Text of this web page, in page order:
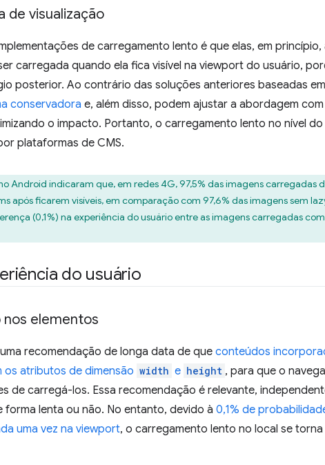
de visualização
de carregamento lento é que elas, em princípio,
carregada quando ela fica visível na viewport do usuário,
posterior. Ao contrário das soluções anteriores baseadas
conservadora e, além disso, podem ajustar a abordagem
o impacto. Portanto, o carregamento lento no nível
plataformas de CMS.
Android indicaram que, em redes 4G, 97,5% das imagens carregadas
após ficarem visíveis, em comparação com 97,6% das imagens sem
(0,1%) na experiência do usuário entre as imagens carregadas
do usuário
nos elementos
recomendação de longa data de que conteúdos
os atributos de dimensão width e height , para que o
de carregá-los. Essa recomendação é relevante,
lenta ou não. No entanto, devido à 0,1% de
uma vez na viewport, o carregamento lento no local se